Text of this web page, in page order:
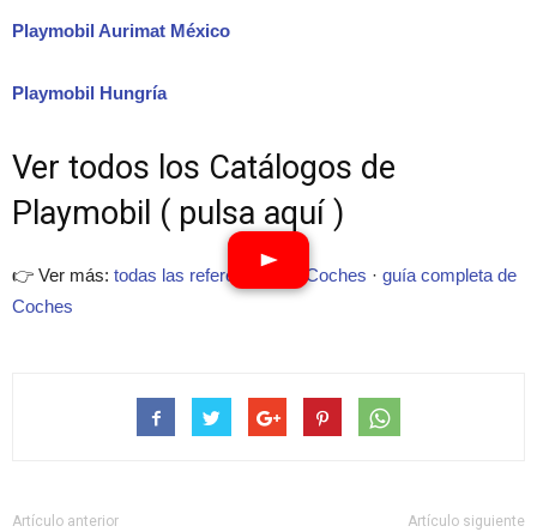
Playmobil Aurimat México
Playmobil Hungría
Ver todos los Catálogos de
Playmobil ( pulsa aquí )
👉 Ver más: todas las referencias de Coches · guía completa de
Coches
Artículo anterior Artículo siguiente